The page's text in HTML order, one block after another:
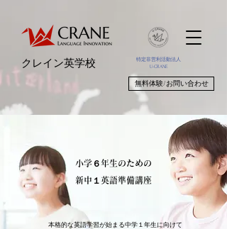
特定非営利活動法人
U-CRANE
クレイン英学校
無料体験/お問い合わせ
​小学６年生のための
新中１英語準備講座
本格的な英語学習が始まる中学１年生に向けて